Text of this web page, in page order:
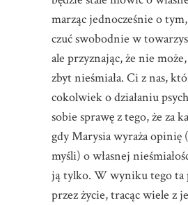
marząc jednocześnie o
czuć swobodnie w
ale przyznając, że nie
zbyt nieśmiała. Ci z nas,
cokolwiek o działaniu
sobie sprawę z tego, że za
gdy Marysia wyraża opinię
myśli) o własnej
ją tylko. W wyniku tego ta
przez życie, tracąc wiele z